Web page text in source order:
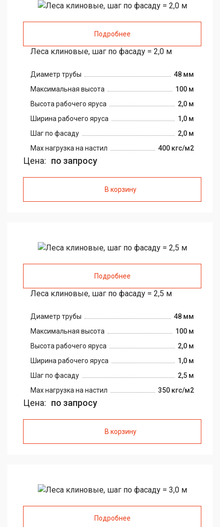
Подробнее
Леса клиновые, шаг по фасаду = 2,0 м
Диаметр трубы
48 мм
Максимальная высота
100 м
Высота рабочего яруса
2,0 м
Ширина рабочего яруса
1,0 м
Шаг по фасаду
2,0 м
Max нагрузка на настил
400 кгс/м2
Цена: по запросу
В корзину
Подробнее
Леса клиновые, шаг по фасаду = 2,5 м
Диаметр трубы
48 мм
Максимальная высота
100 м
Высота рабочего яруса
2,0 м
Ширина рабочего яруса
1,0 м
Шаг по фасаду
2,5 м
Max нагрузка на настил
350 кгс/м2
Цена: по запросу
В корзину
Подробнее